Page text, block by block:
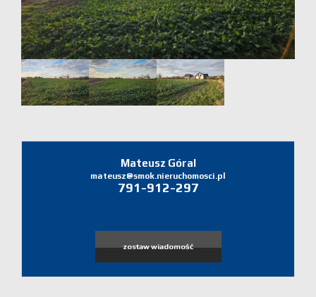
Dzialki
Lokale
Mateusz Góral
mateusz@smok.nieruchomosci.pl
791-912-297
zostaw wiadomość